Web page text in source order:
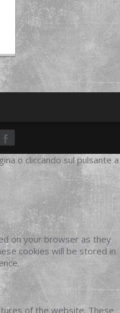
o cliccando sul pulsante a
on your browser as they
cookies will be stored in
of the website. These